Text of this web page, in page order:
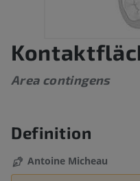
Area contingens
Definition
Antoine Micheau